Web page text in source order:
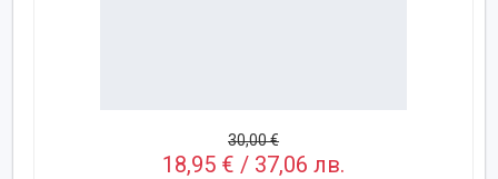
30,00 €
18,95 € / 37,06 лв.